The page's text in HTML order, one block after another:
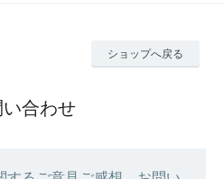
ショップへ戻る
い合わせ